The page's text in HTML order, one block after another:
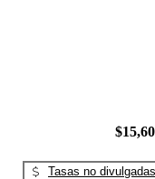
Tasas no divulgadas